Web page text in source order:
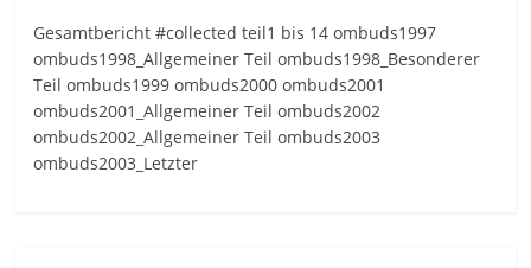
Gesamtbericht #collected teil1 bis 14 ombuds1997
ombuds1998_Allgemeiner Teil ombuds1998_Besonderer
Teil ombuds1999 ombuds2000 ombuds2001
ombuds2001_Allgemeiner Teil ombuds2002
ombuds2002_Allgemeiner Teil ombuds2003
ombuds2003_Letzter